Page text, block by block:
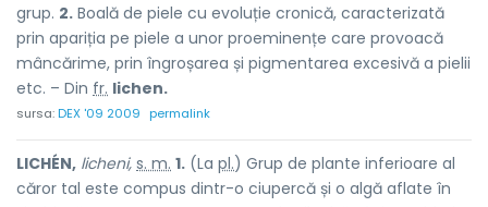
grup. 2. Boală de piele cu evoluție cronică, caracterizată
prin apariția pe piele a unor proeminențe care provoacă
mâncărime, prin îngroșarea și pigmentarea excesivă a pielii
etc. – Din fr. lichen.
sursa:DEX '09 2009 permalink
LICHÉN, licheni, s. m. 1. (La pl.) Grup de plante inferioare al
căror tal este compus dintr-o ciupercă și o algă aflate în